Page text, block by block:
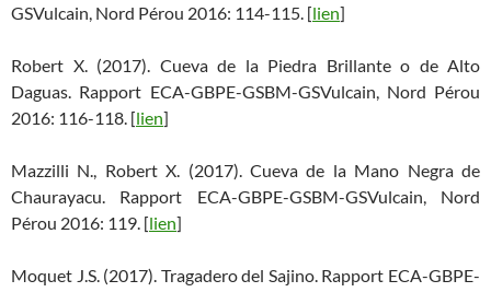
GSVulcain, Nord Pérou 2016: 114-115. [lien]
Robert X. (2017). Cueva de la Piedra Brillante o de Alto
Daguas. Rapport ECA-GBPE-GSBM-GSVulcain, Nord Pérou
2016: 116-118. [lien]
Mazzilli N., Robert X. (2017). Cueva de la Mano Negra de
Chaurayacu. Rapport ECA-GBPE-GSBM-GSVulcain, Nord
Pérou 2016: 119. [lien]
Moquet J.S. (2017). Tragadero del Sajino. Rapport ECA-GBPE-